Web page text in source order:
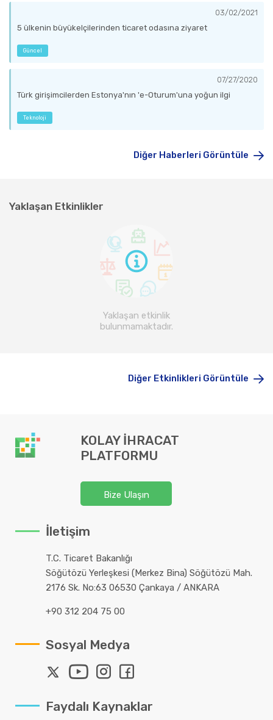
03/02/2021
5 ülkenin büyükelçilerinden ticaret odasına ziyaret
Güncel
07/27/2020
Türk girişimcilerden Estonya'nın 'e-Oturum'una yoğun ilgi
Teknoloji
Diğer Haberleri Görüntüle
Yaklaşan Etkinlikler
Yaklaşan etkinlik
bulunmamaktadır.
Diğer Etkinlikleri Görüntüle
KOLAY İHRACAT
PLATFORMU
Bize Ulaşın
İletişim
T.C. Ticaret Bakanlığı
Söğütözü Yerleşkesi (Merkez Bina) Söğütözü Mah.
2176 Sk. No:63 06530 Çankaya / ANKARA
+90 312 204 75 00
Sosyal Medya
Faydalı Kaynaklar